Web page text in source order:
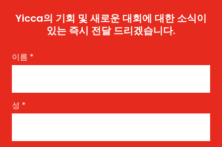
Yicca의 기회 및 새로운 대회에 대한 소식이
있는 즉시 전달 드리겠습니다.
이름 *
성 *